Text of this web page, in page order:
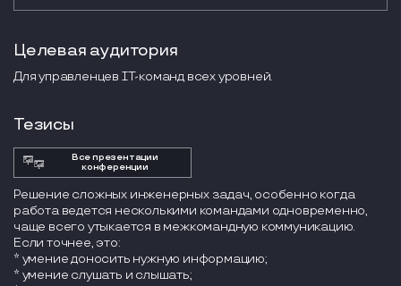
Целевая аудитория
Для управленцев IT-команд всех уровней.
Тезисы
Все презентации
конференции
Решение сложных инженерных задач, особенно когда
работа ведется несколькими командами одновременно,
чаще всего утыкается в межкомандную коммуникацию.
Если точнее, это:
* умение доносить нужную информацию;
* умение слушать и слышать;